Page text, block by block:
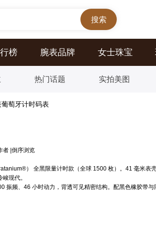
榜 腕表品牌 女士珠宝
热门话题 实拍美图
萄牙计时码表
者 倒序浏览
） 全黑限量计时款（全球 1500 枚）。41 毫米
现代。
振频、46 小时动力，背透可见精密结构。配黑色橡胶带